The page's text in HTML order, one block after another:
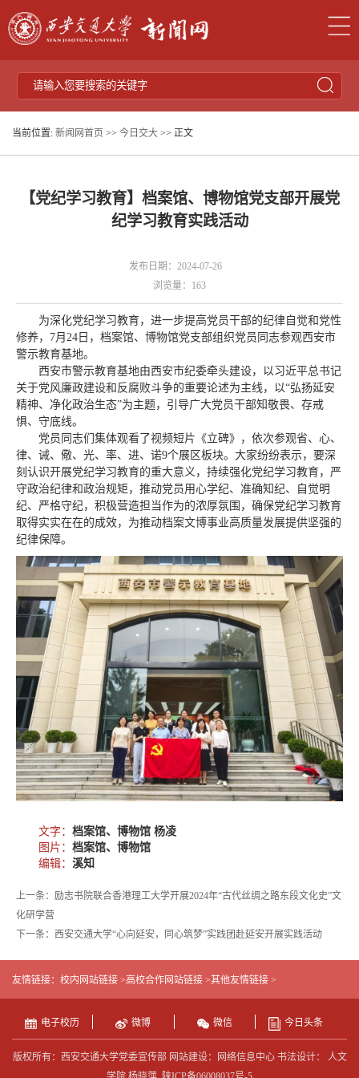
当前位置: 新闻网首页 >> 今日交大 >> 正文
【党纪学习教育】档案馆、博物馆党支部开展党
纪学习教育实践活动
发布日期：2024-07-26
浏览量： 163
为深化党纪学习教育，进一步提高党员干部的纪律自觉和党性
修养，7月24日，档案馆、博物馆党支部组织党员同志参观西安市
警示教育基地。
西安市警示教育基地由西安市纪委牵头建设，以习近平总书记
关于党风廉政建设和反腐败斗争的重要论述为主线，以“弘扬延安
精神、净化政治生态”为主题，引导广大党员干部知敬畏、存戒
惧、守底线。
党员同志们集体观看了视频短片《立碑》，依次参观省、心、
律、诫、儆、光、率、进、诺9个展区板块。大家纷纷表示，要深
刻认识开展党纪学习教育的重大意义，持续强化党纪学习教育，严
守政治纪律和政治规矩，推动党员用心学纪、准确知纪、自觉明
纪、严格守纪，积极营造担当作为的浓厚氛围，确保党纪学习教育
取得实实在在的成效，为推动档案文博事业高质量发展提供坚强的
纪律保障。
文字： 档案馆、博物馆 杨凌
图片： 档案馆、博物馆
编辑： 溪知
上一条：励志书院联合香港理工大学开展2024年“古代丝绸之路东段文化史”文
化研学营
下一条：西安交通大学“心向延安，同心筑梦”实践团赴延安开展实践活动
友情链接： 校内网站链接 >高校合作网站链接 >其他友情链接 >
电子校历 微博 微信 今日头条
版权所有：西安交通大学党委宣传部 网站建设：网络信息中心 书法设计： 人文